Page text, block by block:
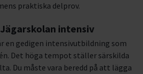
praktiska delprov.
intensiv
en gedigen intensivutbildning som
Det höga tempot ställer särskilda
Du måste vara beredd på att lägga